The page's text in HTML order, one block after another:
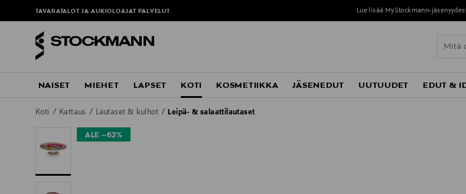
TAVARATALOT JA AUKIOLOAJAT PALVELUT Lue lisää MyStockmann-
NAISET MIEHET LAPSET KOTI KOSMETIIKKA JÄSENEDUT UUTUUDET EDUT &
Koti Kattaus Lautaset & kulhot Leipä- & salaattilautaset
ALE –62%